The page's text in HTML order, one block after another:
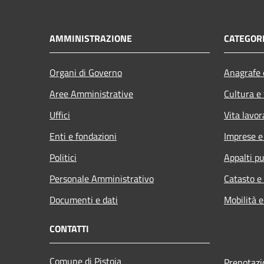
AMMINISTRAZIONE
Organi di Governo
Aree Amministrative
Uffici
Enti e fondazioni
Politici
Personale Amministrativo
Documenti e dati
Cultura
Vita
Imprese
Appalti
Catasto
Mobilità
CONTATTI
Comune di Pistoia